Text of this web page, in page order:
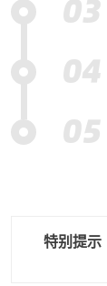
特别提示